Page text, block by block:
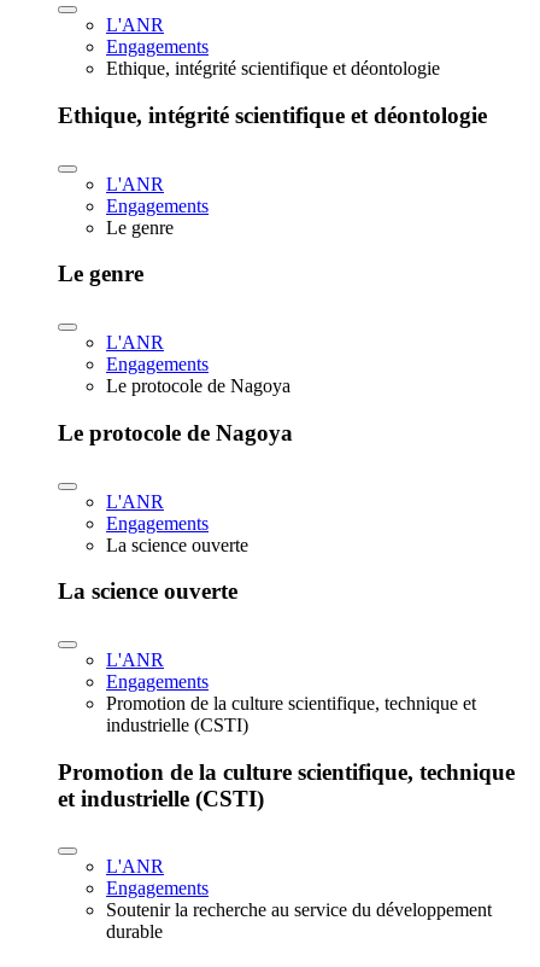
L'ANR
Engagements
Ethique, intégrité scientifique et déontologie
Ethique, intégrité scientifique et déontologie
L'ANR
Engagements
Le genre
Le genre
L'ANR
Engagements
Le protocole de Nagoya
Le protocole de Nagoya
L'ANR
Engagements
La science ouverte
La science ouverte
L'ANR
Engagements
Promotion de la culture scientifique, technique et
industrielle (CSTI)
Promotion de la culture scientifique, technique
et industrielle (CSTI)
L'ANR
Engagements
Soutenir la recherche au service du développement
durable